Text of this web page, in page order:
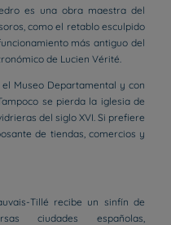
es una obra maestra del
como el retablo esculpido
más antiguo del
de Lucien Vérité.
Museo Departamental y con
se pierda la iglesia de
del siglo XVI. Si prefiere
de tiendas, comercios y
Tillé recibe un sinfín de
ciudades españolas,